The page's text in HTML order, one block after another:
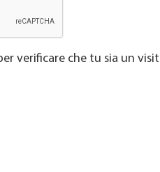
verificare che tu sia un